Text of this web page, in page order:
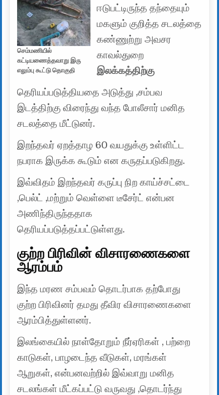
செம்மணியில்
கட்டியணைத்தவாறு இரு
எலும்பு கூட்டு தொகுதி
ஈடுபட்டிருந்த தந்தையும்
மகளும் குறித்த சடலத்தை
கண்ணுற்று அவசர
காவல்துறை
இலக்கத்திற்கு
தெரியப்படுத்தியதை அடுத்து ,சம்பவ
இடத்திற்கு விரைந்து வந்த போலீசார் மனித
சடலத்தை மீட்டுனர்.
இறந்தவர் ஏறத்தாழ 60 வயதுக்கு உள்ளிட்ட
நபராக இருக்க கூடும் என கருதப்படுகிறது.
இவ்விதம் இறந்தவர் கருப்பு நிற காய்ச்சட்டை
,பெல்ட் ,மற்றும் வெள்ளை டீசேர்ட் என்பன
அணிந்திருந்ததாக
தெரியப்படுத்தப்பட்டுள்ளது.
குற்ற பிரிவின் விசாரணைகளை
ஆரம்பம்
இந்த மரண சம்பவம் தொடர்பாக தற்போது
குற்ற பிரிவினர் தமது தீவிர விசாரணைகளை
ஆரம்பித்துள்ளனர்.
இலங்கையில் நாள்தோறும் நீர்ஏரிகள் , பற்றை
காடுகள், பாழடைந்த வீடுகள், மரங்கள்
ஆறுகள், என்பனவற்றில் இவ்வாறு மனித
சடலங்கள் மீட்கப்பட்டு வருவது ,தொடர்ந்து